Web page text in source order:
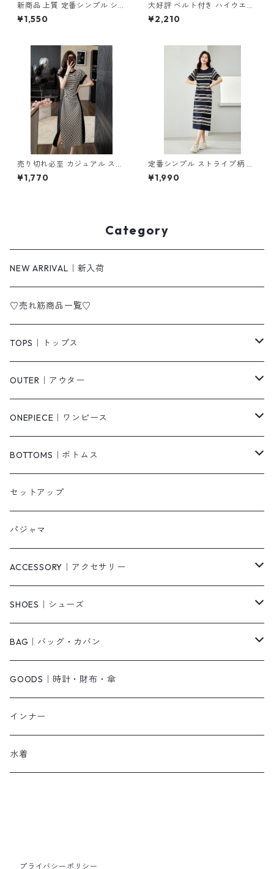
新商品 上質 定番シンプル シフ
ォン 7分袖 ブラウス m-247
¥1,550
大好評 ベルト付き ハイウエス
ト Aラインスカート m-281
¥2,210
売り切れ必至 カジュアル スト
ライプ柄 切り替え ワンピース
m-277
¥1,770
定番シンプル ストライプ柄 切
り替え アイスシルク ニットワ
ンピース m-269
¥1,990
Category
NEW ARRIVAL｜新入荷
♡売れ筋商品一覧♡
TOPS｜トップス
Tシャツ/カットソー
シャツ/ブラウス
ベスト/チョッキ
タンクトップ/キャミソール
スウェット/パーカー
ニット/セーター
ベアトップ・チューブトップ
その他
OUTER｜アウター
ジャケット/ブルゾン
コート
カーディガン
ダウンコート
その他
ONEPIECE｜ワンピース
柄
無地
ニットワンピース
ロングワンピース
シャツワンピース
キャミワンピース
オールインワン・サロペット
ジャンパースカート
その他
BOTTOMS｜ボトムス
パンツ・デニム
ショートパンツ
スカート
その他
セットアップ
パジャマ
ACCESSORY｜アクセサリー
ピアス・リング
ネックレス
ベルト
ブレスレット
帽子
ストール・マフラー
SHOES｜シューズ
パンプス
サンダル
ショートブーツ・ブーティ
ロングブーツ
その他
BAG｜バッグ・カバン
ショルダーバッグ
ハンドバッグ
リュック
その他
GOODS｜時計・財布・傘
インナー
水着
プライバシーポリシー